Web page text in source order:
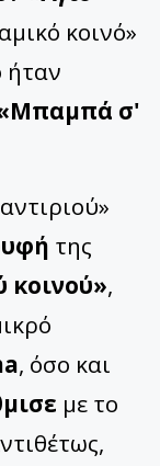
κοινό»
ήταν
σ'
της
κοινού»,
, όσο και
με το